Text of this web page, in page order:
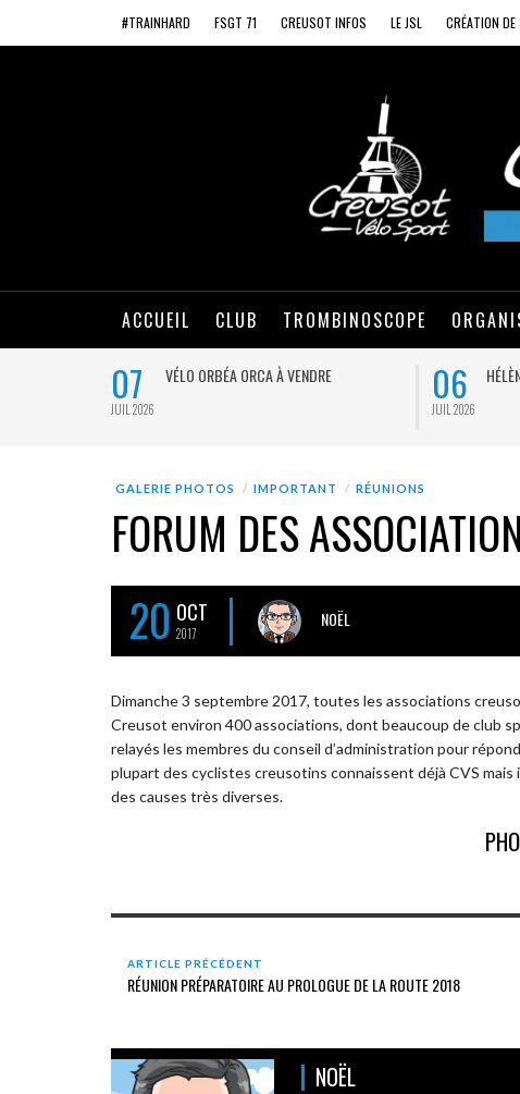
#TRAINHARD FSGT 71 CREUSOT INFOS LE JSL CRÉATION DE
ACCUEIL CLUB TROMBINOSCOPE
07
JUIL 2026
VÉLO ORBÉA ORCA À VENDRE 06
JUIL 2026
GALERIE PHOTOS IMPORTANT RÉUNIONS
FORUM DES
20 OCT
2017
NOËL
Dimanche 3 septembre 2017, toutes les associations
Creusot environ 400 associations, dont beaucoup de club
relayés les membres du conseil d’administration pour
plupart des cyclistes creusotins connaissent déjà CVS
des causes très diverses.
ARTICLE PRÉCÉDENT
RÉUNION PRÉPARATOIRE AU PROLOGUE DE LA ROUTE 2018
NOËL